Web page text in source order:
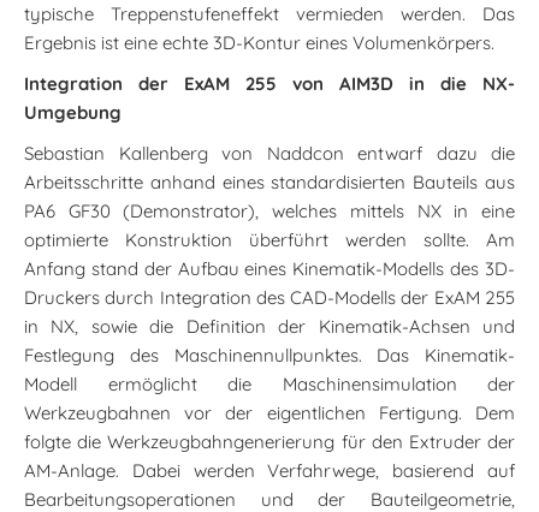
typische Treppenstufeneffekt vermieden werden. Das
Ergebnis ist eine echte 3D-Kontur eines Volumenkörpers.
Integration der ExAM 255 von AIM3D in die NX-
Umgebung
Sebastian Kallenberg von Naddcon entwarf dazu die
Arbeitsschritte anhand eines standardisierten Bauteils aus
PA6 GF30 (Demonstrator), welches mittels NX in eine
optimierte Konstruktion überführt werden sollte. Am
Anfang stand der Aufbau eines Kinematik-Modells des 3D-
Druckers durch Integration des CAD-Modells der ExAM 255
in NX, sowie die Definition der Kinematik-Achsen und
Festlegung des Maschinennullpunktes. Das Kinematik-
Modell ermöglicht die Maschinensimulation der
Werkzeugbahnen vor der eigentlichen Fertigung. Dem
folgte die Werkzeugbahngenerierung für den Extruder der
AM-Anlage. Dabei werden Verfahrwege, basierend auf
Bearbeitungsoperationen und der Bauteilgeometrie,